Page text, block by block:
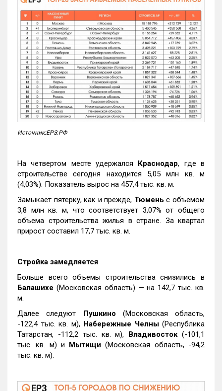
Источник:ЕРЗ.РФ
На четвертом месте удержался Краснодар, где в
строительстве сегодня находится 5,05 млн кв. м
(4,03%). Показатель вырос на 457,4 тыс. кв. м.
Замыкает пятерку, как и прежде, Тюмень с объемом
3,8 млн кв. м, что соответствует 3,07% от общего
объема строительства жилья в стране. За квартал
прирост составил 17,7 тыс. кв. м.
Стройка замедляется
Больше всего объемы строительства снизились в
Балашихе (Московская область) — на 142,7 тыс. кв.
м.
Далее следуют Пушкино (Московская область,
-122,4 тыс. кв. м), Набережные Челны(Республика
Татарстан, -112,2 тыс. кв. м), Владивосток(-101,1
тыс. кв. м) и Мытищи (Московская область, -94,2
тыс. кв. м).